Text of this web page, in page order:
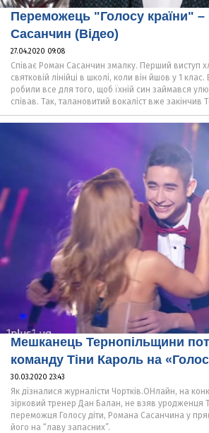
Переможець "Голосу країни"
Сасанчин (Відео)
27.04.2020 09:08
Співає Роман Сасанчин змалку. Перший виступ
святковій лінійці в школі, коли він йшов у 1
робили все для того, щоб їхній син займався
співав. Так, талановитий вокаліст вже закінчив
Мешканець Тернопільщини
команду Тіни Кароль на
30.03.2020 23:43
Як дізналися журналісти Чортків.ОНлайн, на
зірковий тренер Дан Балан, не взяв уродженця
переможця Голосу діти, Романа Сасанчина у
його на “лаву запасних”.